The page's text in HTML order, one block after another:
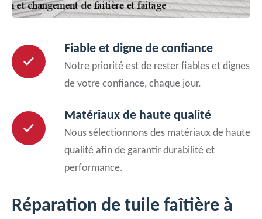
Fiable et digne de confiance
Notre priorité est de rester fiables et dignes
de votre confiance, chaque jour.
Matériaux de haute qualité
Nous sélectionnons des matériaux de haute
qualité afin de garantir durabilité et
performance.
Réparation de tuile faîtière à